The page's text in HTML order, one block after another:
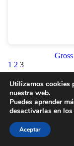
1 2 3
Utilizamos cookies
nuestra web.
Puedes aprender
desactivarlas en los
Aceptar